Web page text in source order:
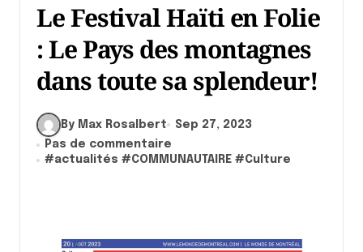
Le Festival Haïti en Folie
: Le Pays des montagnes
dans toute sa splendeur!
By Max Rosalbert
Sep 27, 2023
Pas de commentaire
#actualités #COMMUNAUTAIRE #Culture